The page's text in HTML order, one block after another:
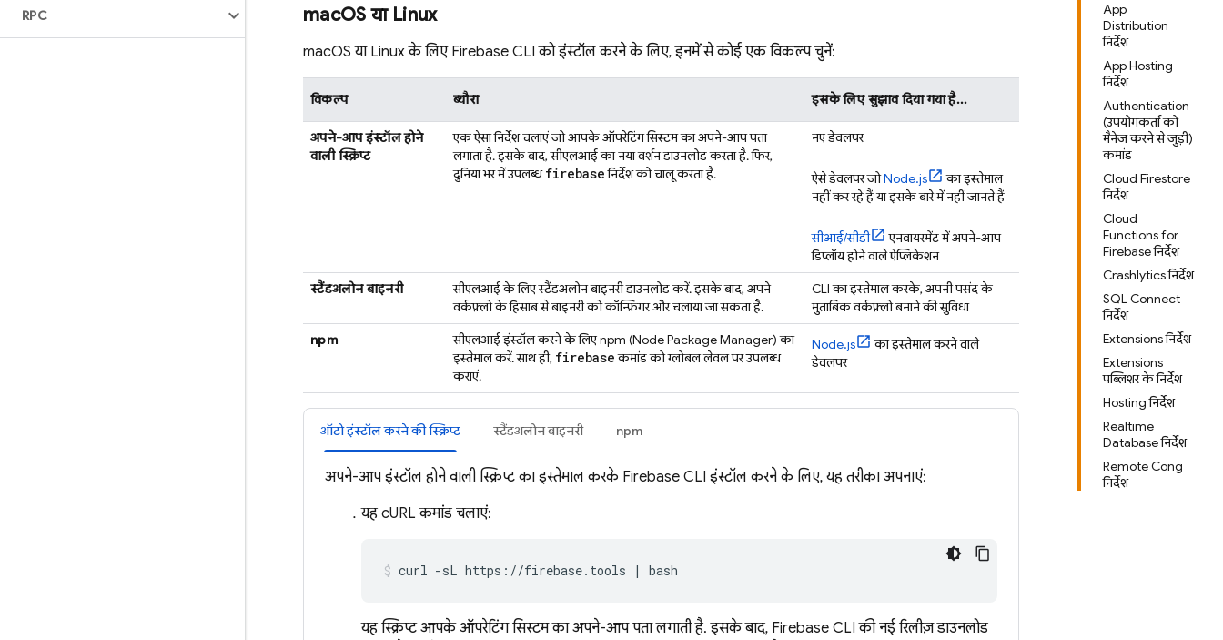
RPC
App
Distribution
निर्देश
App Hosting
निर्देश
Authentication
(उपयोगकर्ता को
मैनेज करने से जुड़ी)
कमांड
Cloud Firestore
निर्देश
Cloud
Functions for
Firebase निर्देश
Crashlytics निर्देश
SQL Connect
निर्देश
Extensions निर्देश
Extensions
पब्लिशर के निर्देश
Hosting निर्देश
Realtime
Database निर्देश
Remote Config
निर्देश
macOS या Linux
macOS या Linux के लिए Firebase CLI को इंस्टॉल करने के लिए, इनमें से कोई एक विकल्प चुनें:
विकल्प ब्यौरा इसके लिए सुझाव दिया गया है...
अपने-आप इंस्टॉल होने
वाली स्क्रिप्ट
एक ऐसा निर्देश चलाएं जो आपके ऑपरेटिंग सिस्टम का अपने-आप पता
लगाता है. इसके बाद, सीएलआई का नया वर्शन डाउनलोड करता है. फिर,
दुनिया भर में उपलब्धfirebaseनिर्देश को चालू करता है.
नए डेवलपर
ऐसे डेवलपर जोNode.js
का इस्तेमाल
नहीं कर रहे हैं या इसके बारे में नहीं जानते हैं
सीआई/सीडी
एनवायरमेंट में अपने-आप
डिप्लॉय होने वाले ऐप्लिकेशन
स्टैंडअलोन बाइनरी
सीएलआई के लिए स्टैंडअलोन बाइनरी डाउनलोड करें. इसके बाद, अपने
वर्कफ़्लो के हिसाब से बाइनरी को कॉन्फ़िगर और चलाया जा सकता है.
CLI का इस्तेमाल करके, अपनी पसंद के
मुताबिक वर्कफ़्लो बनाने की सुविधा
npm
सीएलआई इंस्टॉल करने के लिए npm (Node Package Manager) का
इस्तेमाल करें. साथ ही, firebaseकमांड को ग्लोबल लेवल पर उपलब्ध
कराएं.
Node.js
का इस्तेमाल करने वाले
डेवलपर
ऑटो इंस्टॉल करने की स्क्रिप्ट स्टैंडअलोन बाइनरी npm
अपने-आप इंस्टॉल होने वाली स्क्रिप्ट का इस्तेमाल करके Firebase CLI इंस्टॉल करने के लिए, यह तरीका अपनाएं:
यह cURL कमांड चलाएं:
curl -sL https://firebase.tools | bash
यह स्क्रिप्ट आपके ऑपरेटिंग सिस्टम का अपने-आप पता लगाती है. इसके बाद, Firebase CLI की नई रिलीज़ डाउनलोड